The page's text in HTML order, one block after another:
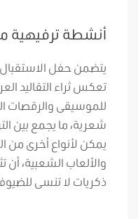
أنشطة ترفيهية
يتضمن حفل الاستقبال
تعكس ثراء التقاليد
للموسيقى والرقصات
شعرية، ما يجمع بين
يمكن لأنواع أخرى من
والألعاب الشعبية، أن
ذكريات لا تنسى